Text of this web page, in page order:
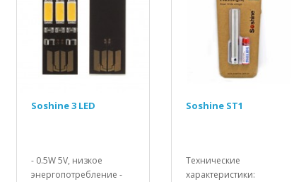
Soshine 3 LED
- 0.5W 5V, низкое
энергопотребление -
Soshine ST1
Технические
характеристики: